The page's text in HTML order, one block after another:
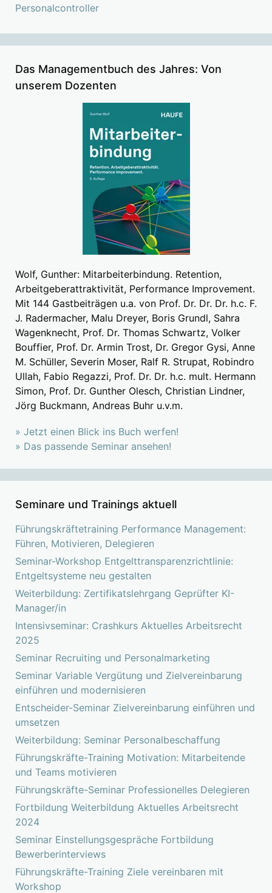
Personalcontroller
Das Managementbuch des Jahres: Von
unserem Dozenten
Wolf, Gunther: Mitarbeiterbindung. Retention,
Arbeitgeberattraktivität, Performance Improvement.
Mit 144 Gastbeiträgen u.a. von Prof. Dr. Dr. Dr. h.c. F.
J. Radermacher, Malu Dreyer, Boris Grundl, Sahra
Wagenknecht, Prof. Dr. Thomas Schwartz, Volker
Bouffier, Prof. Dr. Armin Trost, Dr. Gregor Gysi, Anne
M. Schüller, Severin Moser, Ralf R. Strupat, Robindro
Ullah, Fabio Regazzi, Prof. Dr. Dr. h.c. mult. Hermann
Simon, Prof. Dr. Gunther Olesch, Christian Lindner,
Jörg Buckmann, Andreas Buhr u.v.m.
» Jetzt einen Blick ins Buch werfen!
» Das passende Seminar ansehen!
Seminare und Trainings aktuell
Führungskräftetraining Performance Management:
Führen, Motivieren, Delegieren
Seminar-Workshop Entgelttransparenzrichtlinie:
Entgeltsysteme neu gestalten
Weiterbildung: Zertifikatslehrgang Geprüfter KI-
Manager/in
Intensivseminar: Crashkurs Aktuelles Arbeitsrecht
2025
Seminar Recruiting und Personalmarketing
Seminar Variable Vergütung und Zielvereinbarung
einführen und modernisieren
Entscheider-Seminar Zielvereinbarung einführen und
umsetzen
Weiterbildung: Seminar Personalbeschaffung
Führungskräfte-Training Motivation: Mitarbeitende
und Teams motivieren
Führungskräfte-Seminar Professionelles Delegieren
Fortbildung Weiterbildung Aktuelles Arbeitsrecht
2024
Seminar Einstellungsgespräche Fortbildung
Bewerberinterviews
Führungskräfte-Training Ziele vereinbaren mit
Workshop